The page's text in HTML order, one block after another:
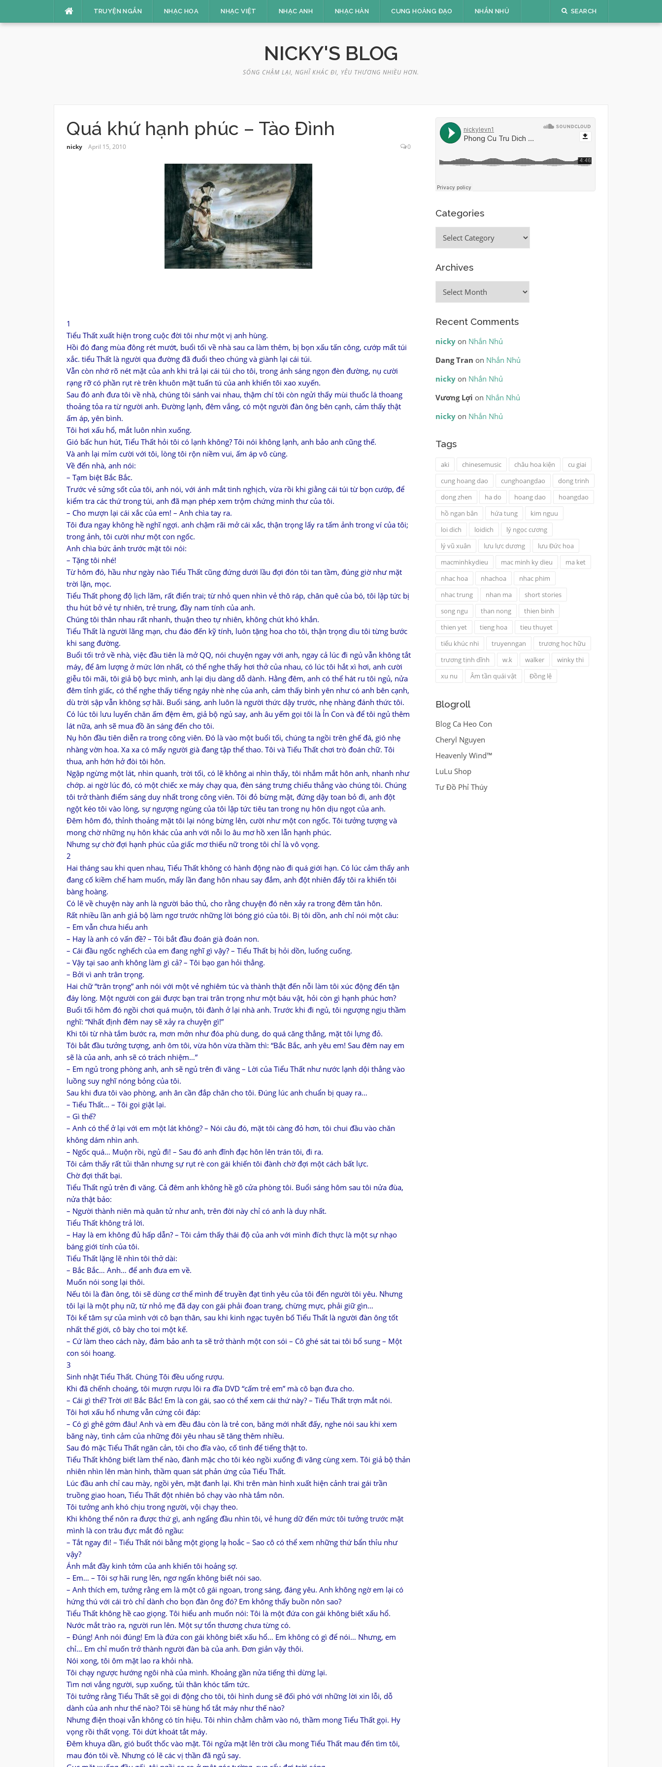
TRUYỆN NGẮN NHẠC HOA NHẠC VIỆT NHẠC ANH NHẠC HÀN CUNG HOÀNG ĐẠO NHẮN NHỦ SEARCH
NICKY'S BLOG
SỐNG CHẬM LẠI, NGHĨ KHÁC ĐI, YÊU THƯƠNG NHIỀU HƠN.
Quá khứ hạnh phúc – Tào Đình
nicky April 15, 2010 0
1
Tiểu Thất xuất hiện trong cuộc đời tôi như một vị anh hùng.
Hồi đó đang mùa đông rét mướt, buổi tối về nhà sau ca làm thêm, bị bọn xấu tấn công, cướp mất túi
xắc. tiểu Thất là người qua đường đã đuổi theo chúng và giành lại cái túi.
Vẫn còn nhớ rõ nét mặt của anh khi trả lại cái túi cho tôi, trong ánh sáng ngọn đèn đường, nụ cười
rạng rỡ có phần rụt rè trên khuôn mặt tuấn tú của anh khiến tôi xao xuyến.
Sau đó anh đưa tôi về nhà, chúng tôi sánh vai nhau, thậm chí tôi còn ngửi thấy mùi thuốc lá thoang
thoảng tỏa ra từ người anh. Đường lạnh, đêm vắng, có một người đàn ông bên cạnh, cảm thấy thật
ấm áp, yên bình.
Tôi hơi xấu hổ, mắt luôn nhìn xuống.
Gió bấc hun hút, Tiểu Thất hỏi tôi có lạnh không? Tôi nói không lạnh, anh bảo anh cũng thế.
Và anh lại mỉm cười với tôi, lòng tôi rộn niềm vui, ấm áp vô cùng.
Về đến nhà, anh nói:
– Tạm biệt Bắc Bắc.
Trước vẻ sửng sốt của tôi, anh nói, với ánh mắt tinh nghịch, vừa rồi khi giằng cái túi từ bọn cướp, để
kiểm tra các thứ trong túi, anh đã mạn phép xem trộm chứng minh thư của tôi.
– Cho mượn lại cái xắc của em! – Anh chìa tay ra.
Tôi đưa ngay không hề nghĩ ngợi. anh chậm rãi mở cái xắc, thận trọng lấy ra tấm ảnh trong ví của tôi;
trong ảnh, tôi cười như một con ngốc.
Anh chìa bức ảnh trước mặt tôi nói:
– Tặng tôi nhé!
Từ hôm đó, hầu như ngày nào Tiểu Thất cũng đứng dưới lầu đợi đón tôi tan tầm, đúng giờ như mặt
trời lặn, mọc.
Tiểu Thất phong độ lịch lãm, rất điển trai; từ nhỏ quen nhìn vẻ thô ráp, chân quê của bó, tôi lập tức bị
thu hút bở vẻ tự nhiên, trẻ trung, đầy nam tính của anh.
Chúng tôi thân nhau rất nhanh, thuận theo tự nhiên, không chút khó khắn.
Tiểu Thất là người lãng mạn, chu đáo đến kỹ tính, luôn tặng hoa cho tôi, thận trọng dìu tôi từng bước
khi sang đường.
Buổi tối trở về nhà, việc đầu tiên là mở QQ, nói chuyện ngay với anh, ngay cả lúc đi ngủ vẫn không tắt
máy, để âm lượng ở mức lớn nhất, có thể nghe thấy hơi thở của nhau, có lúc tôi hắt xì hơi, anh cười
giễu tôi mãi, tôi giả bộ bực mình, anh lại dịu dàng dỗ dành. Hằng đêm, anh có thể hát ru tôi ngủ, nửa
đêm tỉnh giấc, có thể nghe thấy tiếng ngáy nhè nhẹ của anh, cảm thấy bình yên như có anh bên cạnh,
dù trời sập vẫn không sợ hãi. Buổi sáng, anh luôn là người thức dậy trước, nhẹ nhàng đánh thức tôi.
Có lúc tôi lưu luyến chăn ấm đệm êm, giả bộ ngủ say, anh âu yếm gọi tôi là Ỉn Con và để tôi ngủ thêm
lát nữa, anh sẽ mua đồ ăn sáng đến cho tôi.
Nụ hôn đầu tiên diễn ra trong công viên. Đó là vào một buổi tối, chúng ta ngồi trên ghế đá, gió nhẹ
nhàng vờn hoa. Xa xa có mấy người già đang tập thể thao. Tôi và Tiểu Thất chơi trò đoán chữ. Tôi
thua, anh hớn hở đòi tôi hôn.
Ngập ngừng một lát, nhìn quanh, trời tối, có lẽ không ai nhìn thấy, tôi nhắm mắt hôn anh, nhanh như
chớp. ai ngờ lúc đó, có một chiếc xe máy chạy qua, đèn sáng trưng chiếu thẳng vào chúng tôi. Chúng
tôi trở thành điểm sáng duy nhất trong công viên. Tôi đỏ bừng mặt, đứng dậy toan bỏ đi, anh đột
ngột kéo tôi vào lòng, sự ngượng ngùng của tôi lập tức tiêu tan trong nụ hôn dịu ngọt của anh.
Đêm hôm đó, thỉnh thoảng mặt tôi lại nóng bừng lên, cười như một con ngốc. Tôi tưởng tượng và
mong chờ những nụ hôn khác của anh với nỗi lo âu mơ hồ xen lẫn hạnh phúc.
Nhưng sự chờ đợi hạnh phúc của giấc mơ thiếu nữ trong tôi chỉ là vô vọng.
2
Hai tháng sau khi quen nhau, Tiểu Thất không có hành động nào đi quá giới hạn. Có lúc cảm thấy anh
đang cố kiềm chế ham muốn, mấy lần đang hôn nhau say đắm, anh đột nhiên đẩy tôi ra khiến tôi
bàng hoàng.
Có lẽ về chuyện này anh là người bảo thủ, cho rằng chuyện đó nên xảy ra trong đêm tân hôn.
Rất nhiều lần anh giả bộ làm ngơ trước những lời bóng gió của tôi. Bị tôi dồn, anh chỉ nói một câu:
– Em vẫn chưa hiểu anh
– Hay là anh có vấn đề? – Tôi bắt đầu đoán già đoán non.
– Cái đầu ngốc nghếch của em đang nghĩ gì vậy? – Tiểu Thất bị hỏi dồn, luống cuống.
– Vậy tại sao anh không làm gì cả? – Tôi bạo gan hỏi thẳng.
– Bởi vì anh trân trọng.
Hai chữ “trân trọng” anh nói với một vẻ nghiêm túc và thành thật đến nỗi làm tôi xúc động đến tận
đáy lòng. Một người con gái được bạn trai trân trọng như một báu vật, hỏi còn gì hạnh phúc hơn?
Buổi tối hôm đó ngồi chơi quá muộn, tôi đành ở lại nhà anh. Trước khi đi ngủ, tôi ngượng ngịu thầm
nghĩ: “Nhất định đêm nay sẽ xảy ra chuyện gì!”
Khi tôi từ nhà tắm bước ra, mơn mởn như đóa phù dung, do quá căng thẳng, mặt tôi lựng đỏ.
Tôi bắt đầu tưởng tượng, anh ôm tôi, vừa hôn vừa thầm thì: “Bắc Bắc, anh yêu em! Sau đêm nay em
sẽ là của anh, anh sẽ có trách nhiệm…”
– Em ngủ trong phòng anh, anh sẽ ngủ trên đi văng – Lời của Tiểu Thất như nước lạnh dội thẳng vào
luồng suy nghĩ nóng bỏng của tôi.
Sau khi đưa tôi vào phòng, anh ân cần đắp chăn cho tôi. Đúng lúc anh chuẩn bị quay ra…
– Tiểu Thất… – Tôi gọi giật lại.
– Gì thế?
– Anh có thể ở lại với em một lát không? – Nói câu đó, mặt tôi càng đỏ hơn, tôi chui đầu vào chăn
không dám nhìn anh.
– Ngốc quá… Muộn rồi, ngủ đi! – Sau đó anh đĩnh đạc hôn lên trán tôi, đi ra.
Tôi cảm thấy rất tủi thân nhưng sự rụt rè con gái khiến tôi đành chờ đợi một cách bất lực.
Chờ đợi thất bại.
Tiểu Thất ngủ trên đi văng. Cả đêm anh không hề gõ cửa phòng tôi. Buổi sáng hôm sau tôi nửa đùa,
nửa thật bảo:
– Người thành niên mà quân tử như anh, trên đời này chỉ có anh là duy nhất.
Tiểu Thất không trả lời.
– Hay là em không đủ hấp dẫn? – Tôi cảm thấy thái độ của anh với mình đích thực là một sự nhạo
báng giới tính của tôi.
Tiểu Thất lặng lẽ nhìn tôi thở dài:
– Bắc Bắc… Anh… để anh đưa em về.
Muốn nói song lại thôi.
Nếu tôi là đàn ông, tôi sẽ dùng cơ thể mình để truyền đạt tình yêu của tôi đến người tôi yêu. Nhưng
tôi lại là một phụ nữ, từ nhỏ mẹ đã dạy con gái phải đoan trang, chừng mực, phải giữ gìn…
Tôi kể tâm sự của mình với cô bạn thân, sau khi kinh ngạc tuyên bố Tiểu Thất là người đàn ông tốt
nhất thế giới, cô bày cho toi một kế.
– Cứ làm theo cách này, đảm bảo anh ta sẽ trở thành một con sói – Cô ghé sát tai tôi bổ sung – Một
con sói hoang.
3
Sinh nhật Tiểu Thất. Chúng Tôi đều uống rượu.
Khi đã chếnh choáng, tôi mượn rượu lôi ra đĩa DVD “cấm trẻ em” mà cô bạn đưa cho.
– Cái gì thế? Trời ơi! Bắc Bắc! Em là con gái, sao có thể xem cái thứ này? – Tiểu Thất trợn mắt nói.
Tôi hơi xấu hổ nhưng vẫn cứng cỏi đáp:
– Có gì ghê gớm đâu! Anh và em đều đâu còn là trẻ con, băng mới nhất đấy, nghe nói sau khi xem
băng này, tình cảm của những đôi yêu nhau sẽ tăng thêm nhiều.
Sau đó mặc Tiểu Thất ngăn cản, tôi cho đĩa vào, cố tình để tiếng thật to.
Tiểu Thất không biết làm thế nào, đành mặc cho tôi kéo ngồi xuống đi văng cùng xem. Tôi giả bộ thản
nhiên nhìn lên màn hình, thầm quan sát phản ứng của Tiểu Thất.
Lúc đầu anh chỉ cau mày, ngồi yên, mặt đanh lại. Khi trên màn hình xuất hiện cảnh trai gái trần
truồng giao hoan, Tiểu Thất đột nhiên bỏ chạy vào nhà tắm nôn.
Tôi tưởng anh khó chịu trong người, vội chạy theo.
Khi không thể nôn ra được thứ gì, anh ngẩng đầu nhìn tôi, vẻ hung dữ đến mức tôi tưởng trước mặt
mình là con trâu đực mắt đỏ ngầu:
– Tắt ngay đi! – Tiểu Thất nói bằng một giọng lạ hoắc – Sao cô có thể xem những thứ bẩn thỉu như
vậy?
Ánh mắt đầy kinh tởm của anh khiến tôi hoảng sợ.
– Em… – Tôi sợ hãi rung lên, ngơ ngẩn không biết nói sao.
– Anh thích em, tưởng rằng em là một cô gái ngoan, trong sáng, đáng yêu. Anh không ngờ em lại có
hứng thú với cái trò chỉ dành cho bọn đàn ông đó? Em không thấy buồn nôn sao?
Tiểu Thất không hề cao giọng. Tôi hiểu anh muốn nói: Tôi là một đứa con gái không biết xấu hổ.
Nước mắt trào ra, người run lên. Một sự tổn thương chưa từng có.
– Đúng! Anh nói đúng! Em là đứa con gái không biết xấu hổ… Em không có gì để nói… Nhưng, em
chỉ… Em chỉ muốn trở thành người đàn bà của anh. Đơn giản vậy thôi.
Nói xong, tôi ôm mặt lao ra khỏi nhà.
Tôi chạy ngược hướng ngôi nhà của mình. Khoảng gần nửa tiếng thì dừng lại.
Tìm nơi vắng người, sụp xuống, tủi thân khóc tấm tức.
Tôi tưởng rằng Tiểu Thất sẽ gọi di động cho tôi, tôi hình dung sẽ đối phó với những lời xin lỗi, dỗ
dành của anh như thế nào? Tôi sẽ hùng hổ tắt máy như thế nào?
Nhưng điện thoại vẫn không có tín hiệu. Tôi nhìn chằm chằm vào nó, thầm mong Tiểu Thất gọi. Hy
vọng rồi thất vọng. Tôi dứt khoát tắt máy.
Đêm khuya dần, gió buốt thốc vào mặt. Tôi ngửa mặt lên trời cầu mong Tiểu Thất mau đến tìm tôi,
mau đón tôi về. Nhưng có lẽ các vị thần đã ngủ say.
Categories
Categories
Archives
Archives
Recent Comments
nickyon Nhắn Nhủ
Dang Tran on Nhắn Nhủ
nickyon Nhắn Nhủ
Vương Lợi on Nhắn Nhủ
nickyon Nhắn Nhủ
Tags
aki chinesemusic châu hoa kiện
cu giai
cung hoang dao
cunghoangdao
dong trinh
dong zhen
ha do hoang dao
hoangdao
hồ ngạn bân
hứa tung
kim nguu
loi dich
loidich
lý ngọc cương
lý vũ xuân
lưu lực dương
lưu Đức hoa
macminhkydieu
mac minh ky dieu
ma ket
nhac hoa
nhachoa
nhac phim
nhac trung
nhan ma
short stories
song ngu
than nong
thien binh
thien yet
tieng hoa
tieu thuyet
tiểu khúc nhi
truyenngan
trương học hữu
trương tịnh dĩnh
w.k walker
winky thi
xu nu
Âm tần quái vật Đồng lệ
Blogroll
Blog Ca Heo Con
Cheryl Nguyen
Heavenly Wind™
LuLu Shop
Tư Đồ Phỉ Thúy